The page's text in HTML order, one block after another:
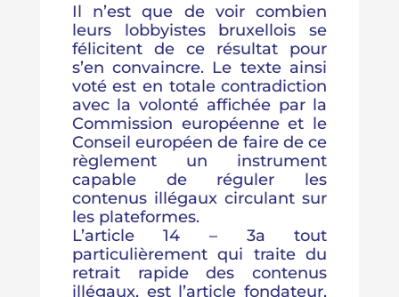
Il n’est que de voir combien
leurs lobbyistes bruxellois se
félicitent de ce résultat pour
s’en convaincre. Le texte ainsi
voté est en totale contradiction
avec la volonté affichée par la
Commission européenne et le
Conseil européen de faire de ce
règlement un instrument
capable de réguler les
contenus illégaux circulant sur
les plateformes.
L’article 14 – 3a tout
particulièrement qui traite du
retrait rapide des contenus
illégaux, est l’article fondateur,